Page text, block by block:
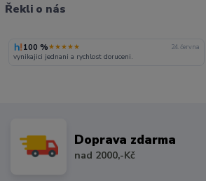
Řekli o nás
100 %★★★★★ 24. června
vynikajici jednani a rychlost doruceni.
Doprava zdarma
nad 2000,-Kč